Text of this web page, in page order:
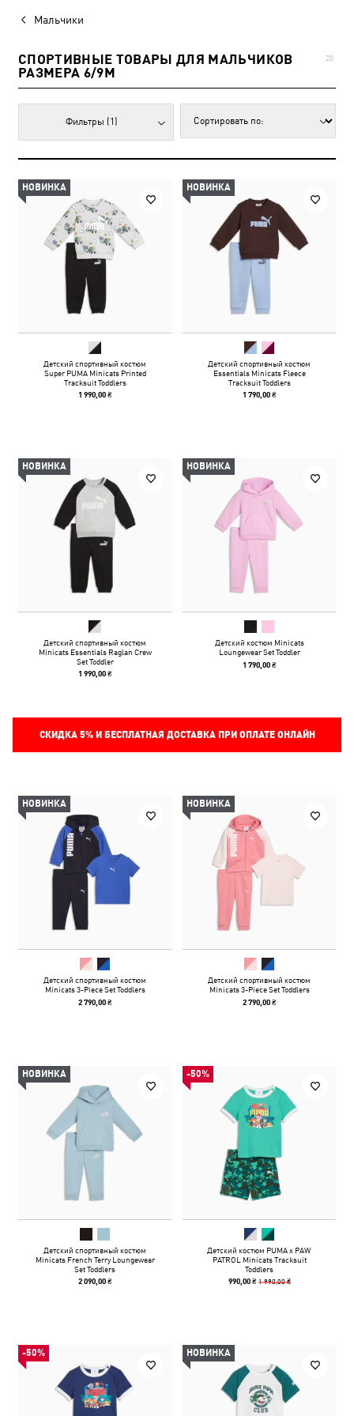
Мальчики
СПОРТИВНЫЕ ТОВАРЫ ДЛЯ МАЛЬЧИКОВ
РАЗМЕРА 6/9M
20
Фильтры (1)
НОВИНКА
Детский спортивный костюм
Super PUMA Minicats Printed
Tracksuit Toddlers
1 990,00 ₴
НОВИНКА
Детский спортивный костюм
Essentials Minicats Fleece
Tracksuit Toddlers
1 790,00 ₴
НОВИНКА
Детский спортивный костюм
Minicats Essentials Raglan Crew
Set Toddler
1 990,00 ₴
НОВИНКА
Детский костюм Minicats
Loungewear Set Toddler
1 790,00 ₴
СКИДКА 5%И БЕСПЛАТНАЯ ДОСТАВКА ПРИ ОПЛАТЕ ОНЛАЙН
НОВИНКА
Детский спортивный костюм
Minicats 3-Piece Set Toddlers
2 790,00 ₴
НОВИНКА
Детский спортивный костюм
Minicats 3-Piece Set Toddlers
2 790,00 ₴
НОВИНКА
Детский спортивный костюм
Minicats French Terry Loungewear
Set Toddlers
2 090,00 ₴
-50%
Детский костюм PUMA x PAW
PATROL Minicats Tracksuit
Toddlers
990,00 ₴ 1 990,00 ₴
-50% НОВИНКА